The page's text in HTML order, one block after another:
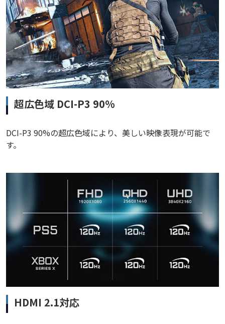
超広色域 DCI-P3 90%
DCI-P3 90%の超広色域により、美しい映像表現が可能で
す。
HDMI 2.1対応